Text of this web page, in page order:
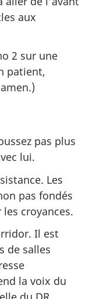
aux
2 sur une
patient,
pas plus
lui.
Les
pas fondés
croyances.
Il est
de salles
la voix du